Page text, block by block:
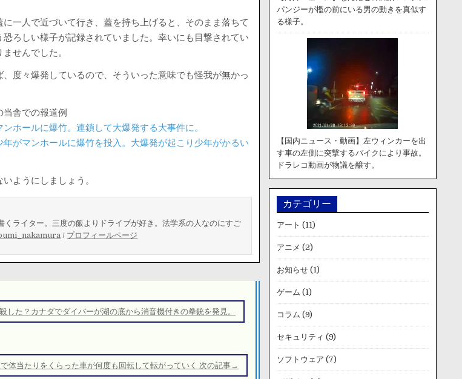
一人で近づいて行き、蓋を持ち上げると、そのまま落ちて
ろしい様子が記録されていました。幸いにも目撃されてい
せんでした。
度々爆発しているので、そういった意味でも怪我が無かっ
当舎での報道例
ホールに爆竹。連鎖して大爆発する大事件に。
年がマンホールに爆竹を投入。大爆発が起こり少年がかるい
ようにしましょう。
くライター。三度の飯よりドライブが好き。法学系の人なのにすご
/ プロフィールページ
た？カナダでダイバーが湖の底から消音機付きの拳銃を発見。
で体当たりをくらった車が何度も回転して転がっていく 次の記事→
パンジーが檻の前にいる男の動きを真似す
る様子。
【国内ニュース・動画】左ウィンカーを出
す車の左側に突撃するバイクにより事故。
ドラレコ動画が物議を醸す。
カテゴリー
アート (11)
アニメ (2)
お知らせ(1)
ゲーム (1)
コラム (9)
セキュリティ (9)
ソフトウェア (7)